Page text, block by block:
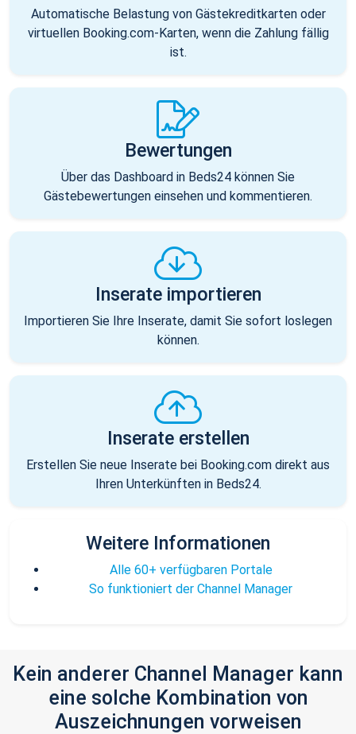
Automatische Belastung von Gästekreditkarten oder
virtuellen Booking.com-Karten, wenn die Zahlung fällig
ist.
Bewertungen
Über das Dashboard in Beds24 können Sie
Gästebewertungen einsehen und kommentieren.
Inserate importieren
Importieren Sie Ihre Inserate, damit Sie sofort loslegen
können.
Inserate erstellen
Erstellen Sie neue Inserate bei Booking.com direkt aus
Ihren Unterkünften in Beds24.
Weitere Informationen
Alle 60+ verfügbaren Portale
So funktioniert der Channel Manager
Kein anderer Channel Manager kann
eine solche Kombination von
Auszeichnungen vorweisen